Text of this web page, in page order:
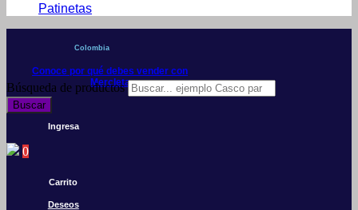
Patinetas
Colombia
Conoce por qué debes vender con
Mercleta
Búsqueda de productos
Buscar
Ingresa
0
Carrito
Deseos